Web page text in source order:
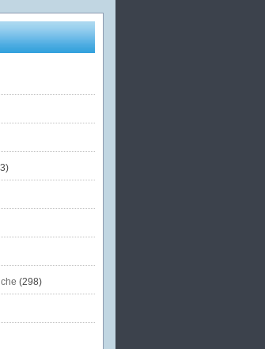
(298)